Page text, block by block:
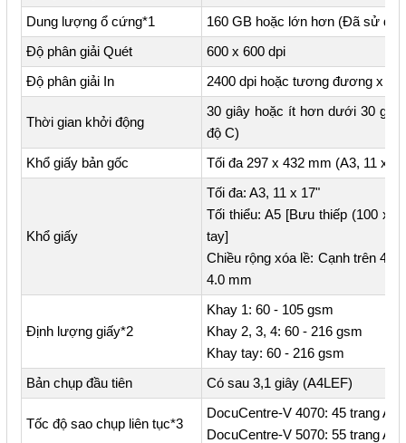
Dung lượng ổ cứng*1 160 GB hoặc lớn hơn (Đã sử
Độ phân giải Quét 600 x 600 dpi
Độ phân giải In 2400 dpi hoặc tương đương x
Thời gian khởi động
30 giây hoặc ít hơn dưới 30 giây
độ C)
Khổ giấy bản gốc Tối đa 297 x 432 mm (A3, 11 x
Khổ giấy
Tối đa: A3, 11 x 17"
Tối thiểu: A5 [Bưu thiếp (100 x
tay]
Chiều rộng xóa lề: Cạnh trên
4.0 mm
Định lượng giấy*2
Khay 1: 60 - 105 gsm
Khay 2, 3, 4: 60 - 216 gsm
Khay tay: 60 - 216 gsm
Bản chụp đầu tiên Có sau 3,1 giây (A4LEF)
Tốc độ sao chụp liên tục*3
DocuCentre-V 4070: 45 trang A4/
DocuCentre-V 5070: 55 trang A4/